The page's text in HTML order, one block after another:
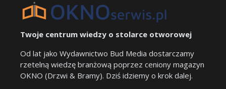
Twoje centrum wiedzy o stolarce otworowej
Od lat jako Wydawnictwo Bud Media dostarczamy
rzetelną wiedzę branżową poprzez ceniony magazyn
OKNO (Drzwi & Bramy). Dziś idziemy o krok dalej.